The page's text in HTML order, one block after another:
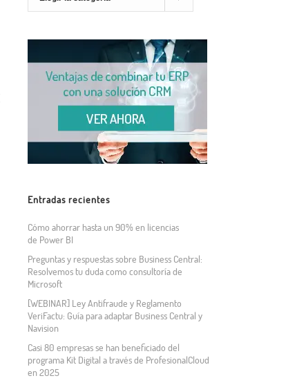
Entradas recientes
Cómo ahorrar hasta un 90% en licencias
de Power BI
Preguntas y respuestas sobre Business Central:
Resolvemos tu duda como consultoría de
Microsoft
[WEBINAR] Ley Antifraude y Reglamento
VeriFactu: Guía para adaptar Business Central y
Navision
Casi 80 empresas se han beneficiado del
programa Kit Digital a través de ProfesionalCloud
en 2025